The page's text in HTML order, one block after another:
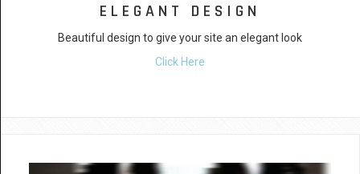
ELEGANT DESIGN
Beautiful design to give your site an elegant look
Click Here